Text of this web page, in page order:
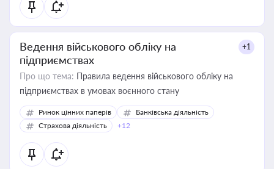
Ведення військового обліку на
підприємствах
+1
Про що тема: Правила ведення військового обліку на
підприємствах в умовах воєнного стану
Ринок цінних паперів
Банківська діяльність
Страхова діяльність
+12